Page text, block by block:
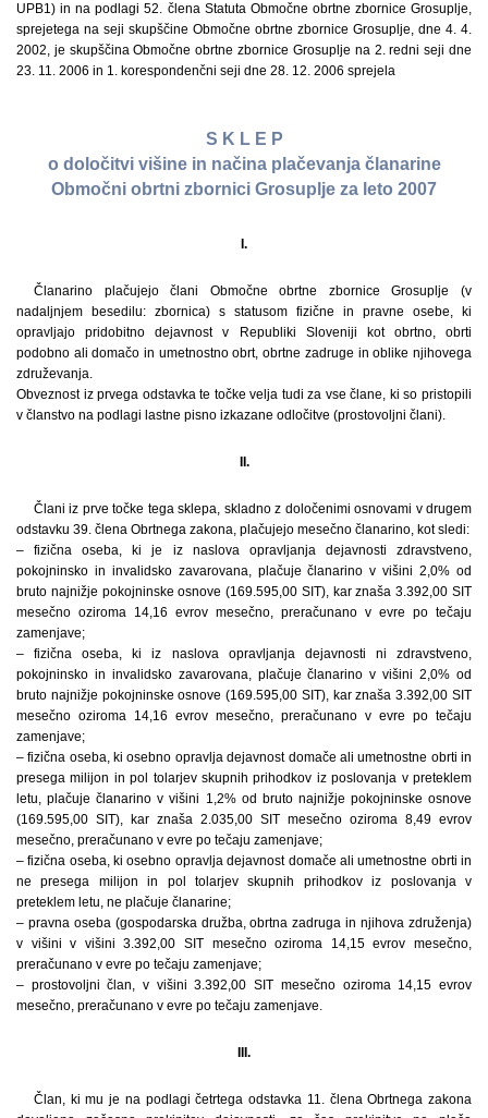
UPB1) in na podlagi 52. člena Statuta Območne obrtne zbornice Grosuplje,
sprejetega na seji skupščine Območne obrtne zbornice Grosuplje, dne 4. 4.
2002, je skupščina Območne obrtne zbornice Grosuplje na 2. redni seji dne
23. 11. 2006 in 1. korespondenčni seji dne 28. 12. 2006 sprejela
S K L E P
o določitvi višine in načina plačevanja članarine
Območni obrtni zbornici Grosuplje za leto 2007
I.
Članarino plačujejo člani Območne obrtne zbornice Grosuplje (v
nadaljnjem besedilu: zbornica) s statusom fizične in pravne osebe, ki
opravljajo pridobitno dejavnost v Republiki Sloveniji kot obrtno, obrti
podobno ali domačo in umetnostno obrt, obrtne zadruge in oblike njihovega
združevanja.
Obveznost iz prvega odstavka te točke velja tudi za vse člane, ki so pristopili
v članstvo na podlagi lastne pisno izkazane odločitve (prostovoljni člani).
II.
Člani iz prve točke tega sklepa, skladno z določenimi osnovami v drugem
odstavku 39. člena Obrtnega zakona, plačujejo mesečno članarino, kot sledi:
– fizična oseba, ki je iz naslova opravljanja dejavnosti zdravstveno,
pokojninsko in invalidsko zavarovana, plačuje članarino v višini 2,0% od
bruto najnižje pokojninske osnove (169.595,00 SIT), kar znaša 3.392,00 SIT
mesečno oziroma 14,16 evrov mesečno, preračunano v evre po tečaju
zamenjave;
– fizična oseba, ki iz naslova opravljanja dejavnosti ni zdravstveno,
pokojninsko in invalidsko zavarovana, plačuje članarino v višini 2,0% od
bruto najnižje pokojninske osnove (169.595,00 SIT), kar znaša 3.392,00 SIT
mesečno oziroma 14,16 evrov mesečno, preračunano v evre po tečaju
zamenjave;
– fizična oseba, ki osebno opravlja dejavnost domače ali umetnostne obrti in
presega milijon in pol tolarjev skupnih prihodkov iz poslovanja v preteklem
letu, plačuje članarino v višini 1,2% od bruto najnižje pokojninske osnove
(169.595,00 SIT), kar znaša 2.035,00 SIT mesečno oziroma 8,49 evrov
mesečno, preračunano v evre po tečaju zamenjave;
– fizična oseba, ki osebno opravlja dejavnost domače ali umetnostne obrti in
ne presega milijon in pol tolarjev skupnih prihodkov iz poslovanja v
preteklem letu, ne plačuje članarine;
– pravna oseba (gospodarska družba, obrtna zadruga in njihova združenja)
v višini v višini 3.392,00 SIT mesečno oziroma 14,15 evrov mesečno,
preračunano v evre po tečaju zamenjave;
– prostovoljni član, v višini 3.392,00 SIT mesečno oziroma 14,15 evrov
mesečno, preračunano v evre po tečaju zamenjave.
III.
Član, ki mu je na podlagi četrtega odstavka 11. člena Obrtnega zakona